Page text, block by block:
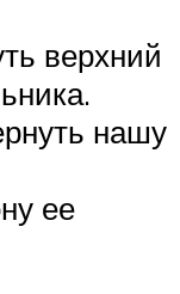
верхний
нашу
ее